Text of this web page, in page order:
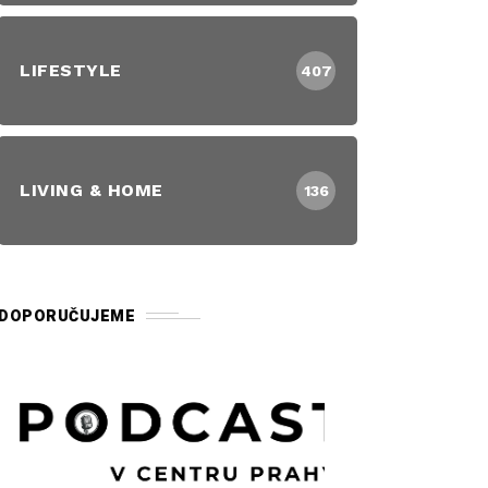
LIFESTYLE 407
LIVING & HOME 136